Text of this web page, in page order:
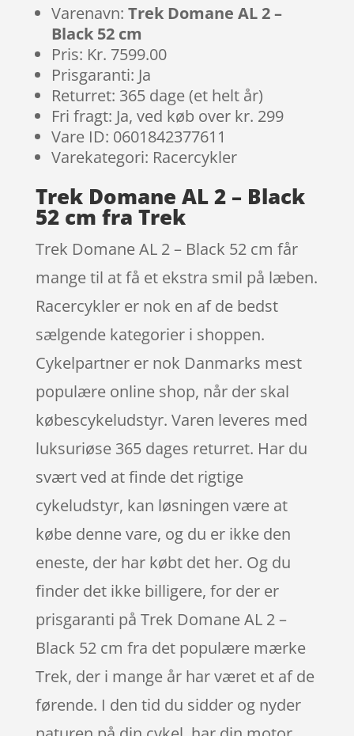
Varenavn: Trek Domane AL 2 –
Black 52 cm
Pris: Kr. 7599.00
Prisgaranti: Ja
Returret: 365 dage (et helt år)
Fri fragt: Ja, ved køb over kr. 299
Vare ID: 0601842377611
Varekategori: Racercykler
Trek Domane AL 2 – Black
52 cm fra Trek
Trek Domane AL 2 – Black 52 cm får
mange til at få et ekstra smil på læben.
Racercykler er nok en af de bedst
sælgende kategorier i shoppen.
Cykelpartner er nok Danmarks mest
populære online shop, når der skal
købescykeludstyr. Varen leveres med
luksuriøse 365 dages returret. Har du
svært ved at finde det rigtige
cykeludstyr, kan løsningen være at
købe denne vare, og du er ikke den
eneste, der har købt det her. Og du
finder det ikke billigere, for der er
prisgaranti på Trek Domane AL 2 –
Black 52 cm fra det populære mærke
Trek, der i mange år har været et af de
førende. I den tid du sidder og nyder